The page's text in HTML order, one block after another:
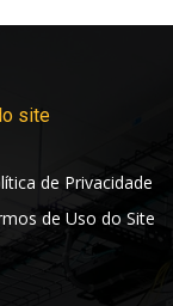
site
de Privacidade
de Uso do Site